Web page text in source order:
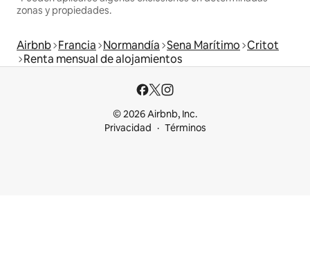
zonas y propiedades.
Airbnb Francia Normandía Sena Marítimo Critot
Renta mensual de alojamientos
© 2026 Airbnb, Inc.
Privacidad
Términos